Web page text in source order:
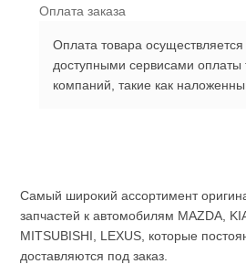
Оплата заказа
Оплата товара
доступными сервисами оплаты
компаний, такие как
Самый широкий ассортимент
запчастей к автомобилям MAZDA,
MITSUBISHI, LEXUS, которые
доставляются под заказ.